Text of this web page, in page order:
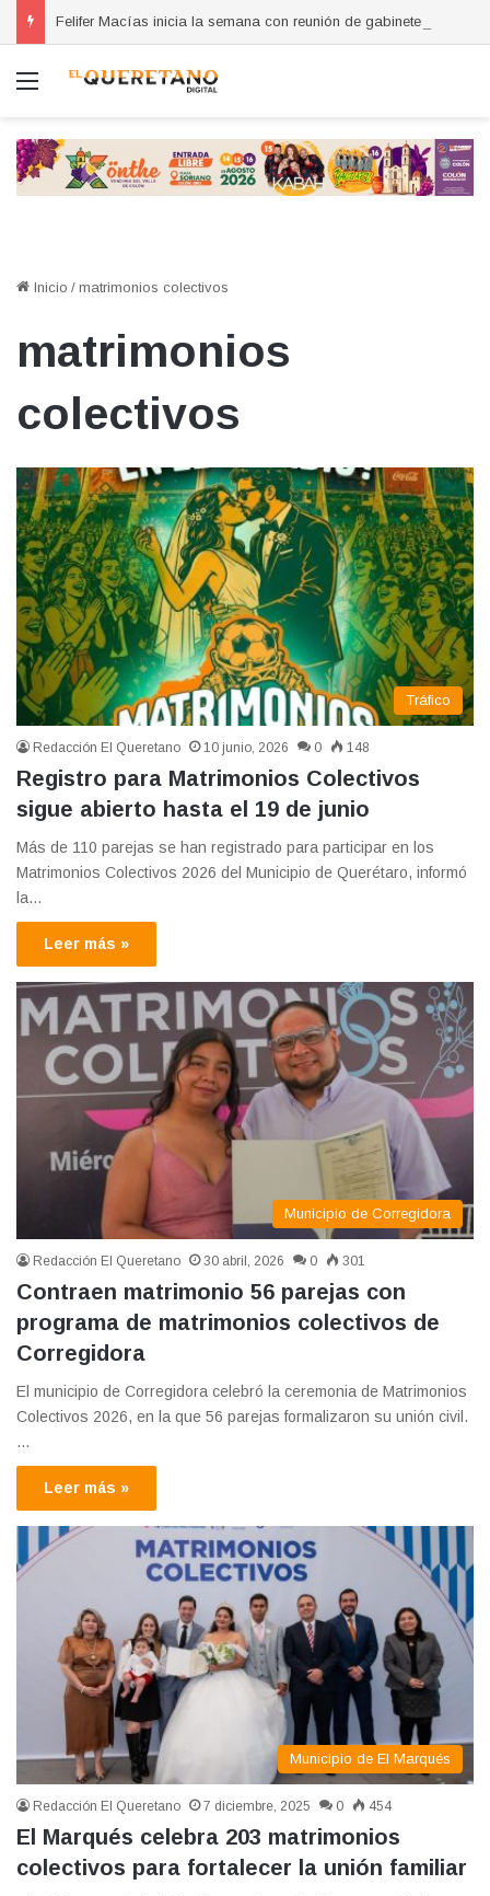
Menú
Inicio / matrimonios colectivos
matrimonios
colectivos
Tráfico
Redacción El Queretano 10 junio, 2026 0 148
Registro para Matrimonios Colectivos
sigue abierto hasta el 19 de junio
Más de 110 parejas se han registrado para participar en los
Matrimonios Colectivos 2026 del Municipio de Querétaro, informó
la…
Leer más »
Municipio de Corregidora
Redacción El Queretano 30 abril, 2026 0 301
Contraen matrimonio 56 parejas con
programa de matrimonios colectivos de
Corregidora
El municipio de Corregidora celebró la ceremonia de Matrimonios
Colectivos 2026, en la que 56 parejas formalizaron su unión civil.
…
Leer más »
Municipio de El Marqués
Redacción El Queretano 7 diciembre, 2025 0 454
El Marqués celebra 203 matrimonios
colectivos para fortalecer la unión familiar